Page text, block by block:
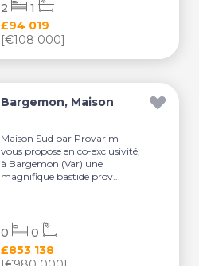
£94 019
[€108 000]
2 1
Bargemon, Maison
Maison Sud par Provarim
vous propose en co-exclusivité,
à Bargemon (Var) une
magnifique bastide prov...
£853 138
0 0